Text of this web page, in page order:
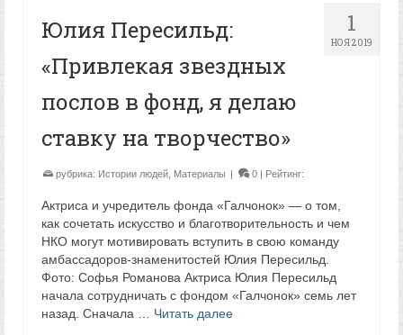
1
НОЯ 2019
Юлия Пересильд:
«Привлекая звездных
послов в фонд, я делаю
ставку на творчество»
рубрика: Истории людей Материалы | 0 | Рейтинг:
Актриса и учредитель фонда «Галчонок» — о том,
как сочетать искусство и благотворительность и чем
НКО могут мотивировать вступить в свою команду
амбассадоров-знаменитостей Юлия Пересильд.
Фото: Софья Романова Актриса Юлия Пересильд
начала сотрудничать с фондом «Галчонок» семь лет
назад. Сначала … Читать далее